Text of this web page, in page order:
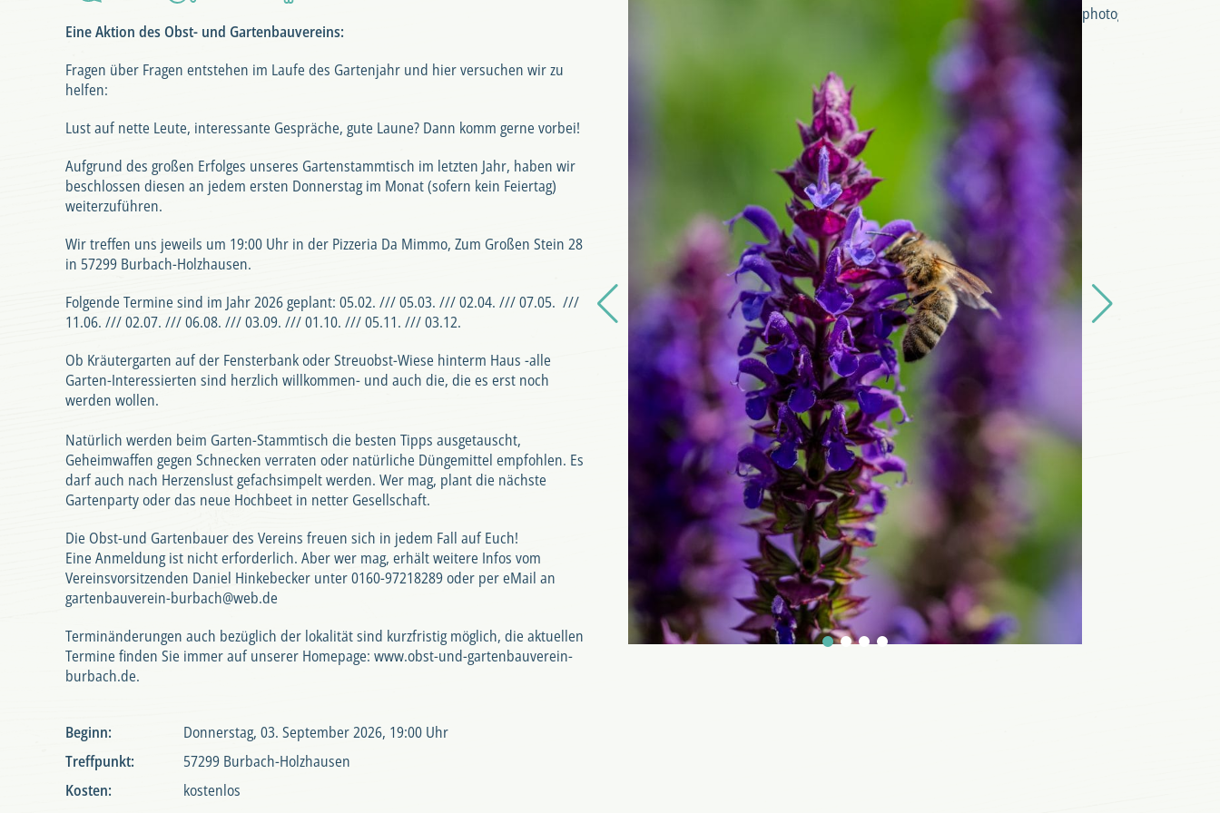
Eine Aktion des Obst- und Gartenbauvereins:
Fragen über Fragen entstehen im Laufe des Gartenjahr und hier versuchen wir zu
helfen:
Lust auf nette Leute, interessante Gespräche, gute Laune? Dann komm gerne vorbei!
Aufgrund des großen Erfolges unseres Gartenstammtisch im letzten Jahr, haben wir
beschlossen diesen an jedem ersten Donnerstag im Monat (sofern kein Feiertag)
weiterzuführen.
Wir treffen uns jeweils um 19:00 Uhr in der Pizzeria Da Mimmo, Zum Großen Stein 28
in 57299 Burbach-Holzhausen.
Folgende Termine sind im Jahr 2026 geplant: 05.02. /// 05.03. /// 02.04. /// 07.05. ///
11.06. /// 02.07. /// 06.08. /// 03.09. /// 01.10. /// 05.11. /// 03.12.
Ob Kräutergarten auf der Fensterbank oder Streuobst-Wiese hinterm Haus -alle
Garten-Interessierten sind herzlich willkommen- und auch die, die es erst noch
werden wollen.
Natürlich werden beim Garten-Stammtisch die besten Tipps ausgetauscht,
Geheimwaffen gegen Schnecken verraten oder natürliche Düngemittel empfohlen. Es
darf auch nach Herzenslust gefachsimpelt werden. Wer mag, plant die nächste
Gartenparty oder das neue Hochbeet in netter Gesellschaft.
Die Obst-und Gartenbauer des Vereins freuen sich in jedem Fall auf Euch!
Eine Anmeldung ist nicht erforderlich. Aber wer mag, erhält weitere Infos vom
Vereinsvorsitzenden Daniel Hinkebecker unter 0160-97218289 oder per eMail an
gartenbauverein-burbach@web.de
Terminänderungen auch bezüglich der lokalität sind kurzfristig möglich, die aktuellen
Termine finden Sie immer auf unserer Homepage: www.obst-und-gartenbauverein-
burbach.de.
Beginn:
Donnerstag, 03. September 2026, 19:00 Uhr
Treffpunkt:
57299 Burbach-Holzhausen
Kosten:
kostenlos
photography